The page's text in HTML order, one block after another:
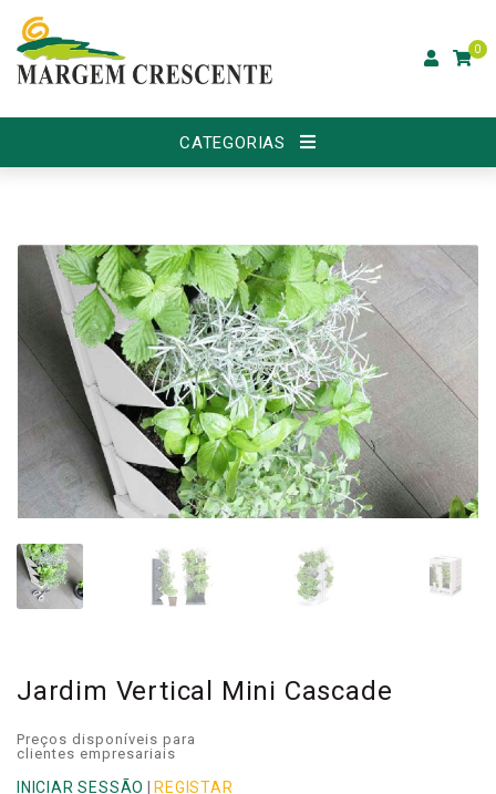
0
CATEGORIAS
Jardim Vertical Mini Cascade
Preços disponíveis para
clientes empresariais
INICIAR SESSÃO REGISTAR